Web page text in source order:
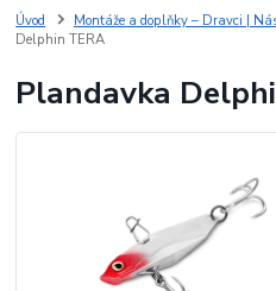
Úvod Montáže a doplňky – Dravci |
Delphin TERA
Plandavka